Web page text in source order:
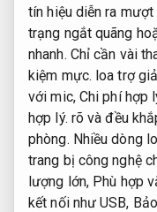
tín hiệu diễn ra mượt
trạng ngắt quãng
nhanh. Chỉ cần vài
kiệm mực. loa trợ
với mic, Chi phí hợp
hợp lý. rõ và đều
phòng. Nhiều dòng
trang bị công nghệ
lượng lớn, Phù hợp
kết nối như USB,